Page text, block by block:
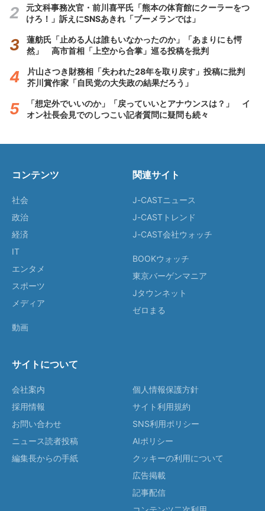
元文科事務次官・前川喜平氏「熊本の体育館にクーラーをつ
けろ！」訴えにSNSあきれ「ブーメランでは」
蓮舫氏「止める人は誰もいなかったのか」「あまりにも愕
然」 高市首相「上空から合掌」巡る投稿を批判
片山さつき財務相「失われた28年を取り戻す」投稿に批判
芥川賞作家「自民党の大失政の結果だろう」
「想定外でいいのか」「戻っていいとアナウンスは？」 イ
オン社長会見でのしつこい記者質問に疑問も続々
コンテンツ
社会
政治
経済
IT
エンタメ
スポーツ
メディア
動画
関連サイト
J-CASTニュース
J-CASTトレンド
J-CAST会社ウォッチ
BOOKウォッチ
東京バーゲンマニア
Jタウンネット
ゼロまる
サイトについて
会社案内
採用情報
お問い合わせ
ニュース読者投稿
編集長からの手紙
個人情報保護方針
サイト利用規約
SNS利用ポリシー
AIポリシー
クッキーの利用について
広告掲載
記事配信